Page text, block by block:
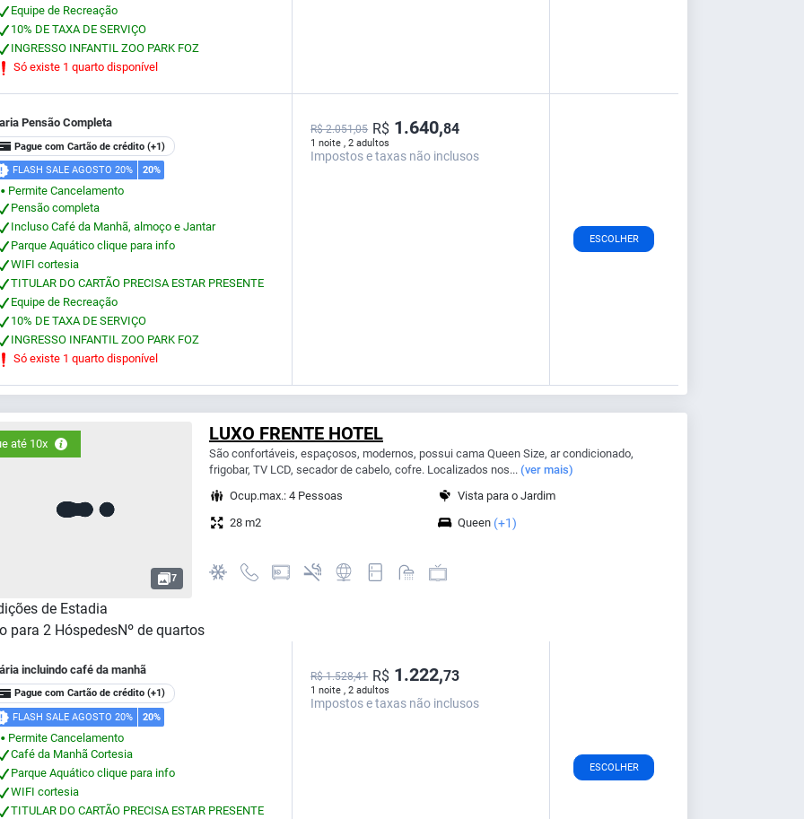
Equipe de Recreação
10% DE TAXA DE SERVIÇO
INGRESSO INFANTIL ZOO PARK FOZ
Só existe 1 quarto disponível
Pensão Completa
Pague com Cartão de crédito (+1)
FLASH SALE AGOSTO 20% 20%
⬤
Permite Cancelamento
Pensão completa
Incluso Café da Manhã, almoço e Jantar
Parque Aquático clique para info
WIFI cortesia
TITULAR DO CARTÃO PRECISA ESTAR PRESENTE
Equipe de Recreação
10% DE TAXA DE SERVIÇO
INGRESSO INFANTIL ZOO PARK FOZ
Só existe 1 quarto disponível
1 noite , 2 adultos
R$ 2.051,05 R$ 1.640,84
Impostos e taxas não inclusos
ESCOLHER
até 10x
7
LUXO FRENTE HOTEL
São confortáveis, espaçosos, modernos, possui cama Queen Size, ar condicionado,
frigobar, TV LCD, secador de cabelo, cofre. Localizados nos... (ver mais)
Ocup.max.: 4 Pessoas
Vista para o Jardim
28 m2
Queen (+1)
de Estadia
para 2 HóspedesNº de quartos
incluindo café da manhã
Pague com Cartão de crédito (+1)
FLASH SALE AGOSTO 20% 20%
⬤
Permite Cancelamento
Café da Manhã Cortesia
Parque Aquático clique para info
WIFI cortesia
TITULAR DO CARTÃO PRECISA ESTAR PRESENTE
1 noite , 2 adultos
R$ 1.528,41 R$ 1.222,73
Impostos e taxas não inclusos
ESCOLHER